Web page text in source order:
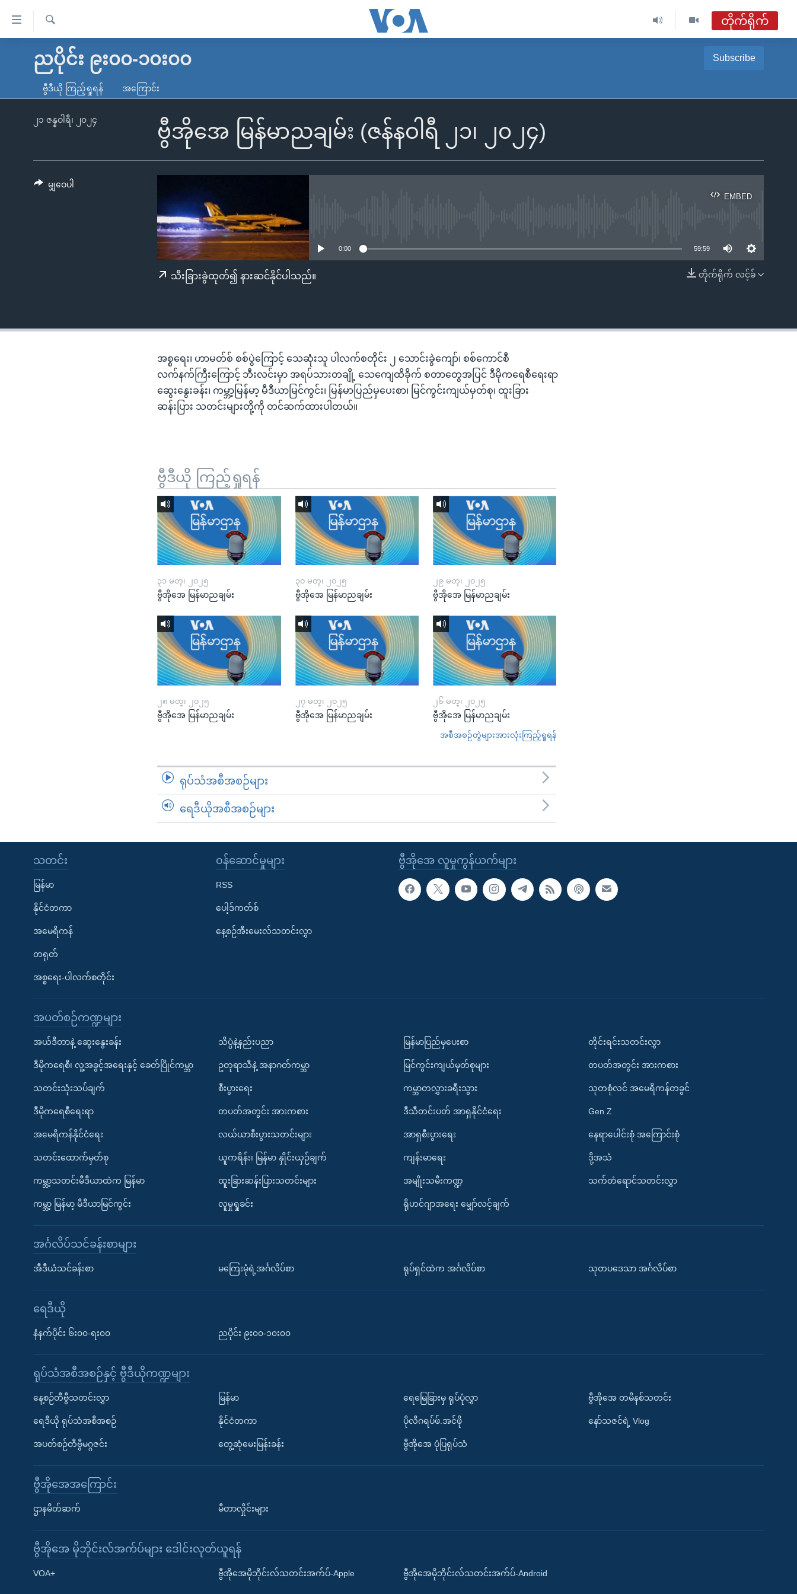
လွယ်ကူ
သည့်
ကျော်
မူလစာမျက်နှာ
ကမ္ဘာ့သတင်းများ
နိုင်ငံတကာ
တရုတ်
အစ္စရေး-ပါလက်စတိုင်း
ရပ်ဝန်းတခု လမ်းတခု အလွန်
အင်္ဂလိပ်စာလေ့လာမယ်
Learning English
ရ
လာ
တိုက်ရိုက်
အစီအစဉ်များ
ရေဒီယိုတိုက်ရိုက်နားဆင်ရန်
ညပိုင်း ၉း၀၀-၁၀း၀၀ Subscribe
Apple Podcasts
Spotify
ဗွီဒီယို ကြည့်ရှုရန် အကြောင်း
ဗွီအိုအေ မြန်မာညချမ်း (ဇန်နဝါရီ ၂၁၊ ၂၀၂၄)
၂၁ ဇန္နဝါရီ၊ ၂၀၂၄
EMBED
EMBED
0:00 59:59
တိုက်ရိုက် လင့်ခ်
သီးခြားခွဲထုတ်၍ နားဆင်နိုင်ပါသည်။
မျှဝေပါ
အစ္စရေး၊ ဟာမတ်စ် စစ်ပွဲကြောင့် သေဆုံးသူ ပါလက်စတိုင်း ၂ သောင်းခွဲကျော်၊ စစ်ကောင်စီ
လက်နက်ကြီးကြောင့် ဘီးလင်းမှာ အရပ်သားတချို့ သေကျေထိခိုက် စတာတွေအပြင် ဒီမိုကရေစီရေးရာ
ဆွေးနွေးခန်း၊ ကမ္ဘာ့မြန်မာ့ မီဒီယာမြင်ကွင်း၊ မြန်မာပြည်မှပေးစာ၊ မြင်ကွင်းကျယ်မှတ်စု၊ ထူးခြား
ဆန်းပြား သတင်းများတို့ကို တင်ဆက်ထားပါတယ်။
ဗွီဒီယို ကြည့်ရှုရန်
၃၁ မတ္၊ ၂၀၂၅
ဗွီအိုအေ မြန်မာညချမ်း
၃၀ မတ္၊ ၂၀၂၅
ဗွီအိုအေ မြန်မာညချမ်း
၂၉ မတ္၊ ၂၀၂၅
ဗွီအိုအေ မြန်မာညချမ်း
၂၈ မတ္၊ ၂၀၂၅
ဗွီအိုအေ မြန်မာညချမ်း
၂၇ မတ္၊ ၂၀၂၅
ဗွီအိုအေ မြန်မာညချမ်း
၂၆ မတ္၊ ၂၀၂၅
ဗွီအိုအေ မြန်မာညချမ်း
အစီအစဉ်တွဲများအားလုံးကြည့်ရှုရန်
ရုပ်သံအစီအစဉ်များ
ရေဒီယိုအစီအစဉ်များ
ဗွီအိုအေ လူမှုကွန်ယက်များ
သတင်း
မြန်မာ
နိုင်ငံတကာ
အမေရိကန်
တရုတ်
အစ္စရေး-ပါလက်စတိုင်း
၀န်ဆောင်မှုများ
RSS
ပေါ့ဒ်ကတ်စ်
နေ့စဉ်အီးမေးလ်သတင်းလွှာ
အပတ်စဉ်ကဏ္ဍများ
အယ်ဒီတာနဲ့ ဆွေးနွေးခန်း
ဒီမိုကရေစီ၊ လူ့အခွင့်အရေးနှင့် ခေတ်ပြိုင်ကမ္ဘာ
သတင်းသုံးသပ်ချက်
ဒီမိုကရေစီရေးရာ
အမေရိကန်နိုင်ငံရေး
သတင်းထောက်မှတ်စု
ကမ္ဘာ့သတင်းမီဒီယာထဲက မြန်မာ
ကမ္ဘာ့ မြန်မာ့ မီဒီယာမြင်ကွင်း
သိပ္ပံနဲ့နည်းပညာ
ဥတုရာသီနဲ့ အနာဂတ်ကမ္ဘာ
စီးပွားရေး
တပတ်အတွင်း အားကစား
လယ်ယာစီးပွားသတင်းများ
ယူကရိန်း၊ မြန်မာ နှိုင်းယှဉ်ချက်
ထူးခြားဆန်းပြားသတင်းများ
လူမှုရှုခင်း
မြန်မာပြည်မှပေးစာ
မြင်ကွင်းကျယ်မှတ်စုများ
ကမ္ဘာတလွှားခရီးသွား
ဒီသီတင်းပတ် အာရှနိုင်ငံရေး
အာရှစီးပွားရေး
ကျန်းမာရေး
အမျိုးသမီးကဏ္ဍ
ရိုဟင်ဂျာအရေး မျှော်လင့်ချက်
တိုင်းရင်းသတင်းလွှာ
တပတ်အတွင်း အားကစား
သုတစုံလင် အမေရိကန်တခွင်
Gen Z
နေရာပေါင်းစုံ အကြောင်းစုံ
ဒို့အသံ
သက်တံရောင်သတင်းလွှာ
အင်္ဂလိပ်သင်ခန်းစာများ
အီဒီယံသင်ခန်းစာ မကြေးမုံရဲ့အင်္ဂလိပ်စာ ရုပ်ရှင်ထဲက အင်္ဂလိပ်စာ သုတပဒေသာ အင်္ဂလိပ်စာ
ရေဒီယို
နံနက်ပိုင်း ၆း၀၀-ရး၀၀ ညပိုင်း ၉း၀၀-၁၀း၀၀
ရုပ်သံအစီအစဉ်နှင့် ဗွီဒီယိုကဏ္ဍများ
နေ့စဉ်တီဗွီသတင်းလွှာ
ရေဒီယို ရုပ်သံအစီအစဉ်
အပတ်စဉ်တီဗွီမဂ္ဂဇင်း
မြန်မာ
နိုင်ငံတကာ
တွေ့ဆုံမေးမြန်းခန်း
ရေမြေခြားမှ ရုပ်ပုံလွှာ
ပိုလီဂရပ်ဖ်.အင်ဖို
ဗွီအိုအေ ပုံပြရုပ်သံ
ဗွီအိုအေ တမိနစ်သတင်း
နော်သဇင်ရဲ့ Vlog
ဗွီအိုအေအကြောင်း
ဌာနမိတ်ဆက် မီတာလှိုင်းများ
ဗွီအိုအေ မိုဘိုင်းလ်အက်ပ်များ ဒေါင်းလုတ်ယူရန်
VOA+ ဗွီအိုအေမိုဘိုင်းလ်သတင်းအက်ပ်-Apple ဗွီအိုအေမိုဘိုင်းလ်သတင်းအက်ပ်-Android